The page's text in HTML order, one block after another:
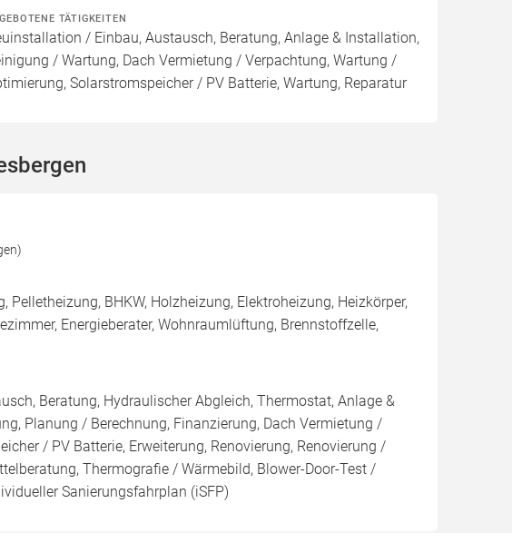
TÄTIGKEITEN
/ Einbau, Austausch, Beratung, Anlage & Installation,
/ Wartung, Dach Vermietung / Verpachtung, Wartung /
Solarstromspeicher / PV Batterie, Wartung, Reparatur
BHKW, Holzheizung, Elektroheizung, Heizkörper,
Energieberater, Wohnraumlüftung, Brennstoffzelle,
Beratung, Hydraulischer Abgleich, Thermostat, Anlage &
Planung / Berechnung, Finanzierung, Dach Vermietung /
/ PV Batterie, Erweiterung, Renovierung, Renovierung /
Thermografie / Wärmebild, Blower-Door-Test /
Sanierungsfahrplan (iSFP)